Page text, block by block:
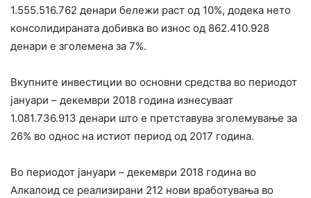
1.555.516.762 денари бележи раст од 10%, додека нето
консолидираната добивка во износ од 862.410.928
денари е зголемена за 7%.
Вкупните инвестиции во основни средства во периодот
јануари – декември 2018 година изнесуваат
1.081.736.913 денари што е претставува зголемување за
26% во однос на истиот период од 2017 година.
Во периодот јануари – декември 2018 година во
Алкалоид се реализирани 212 нови вработувања во